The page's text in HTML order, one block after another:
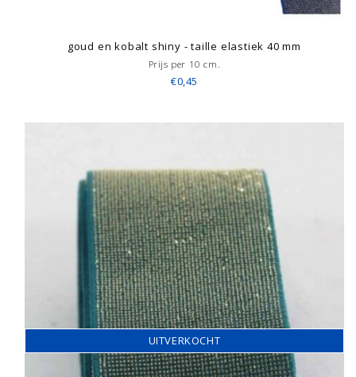
goud en kobalt shiny - taille elastiek 40 mm
Prijs per 10 cm.
€0,45
UITVERKOCHT